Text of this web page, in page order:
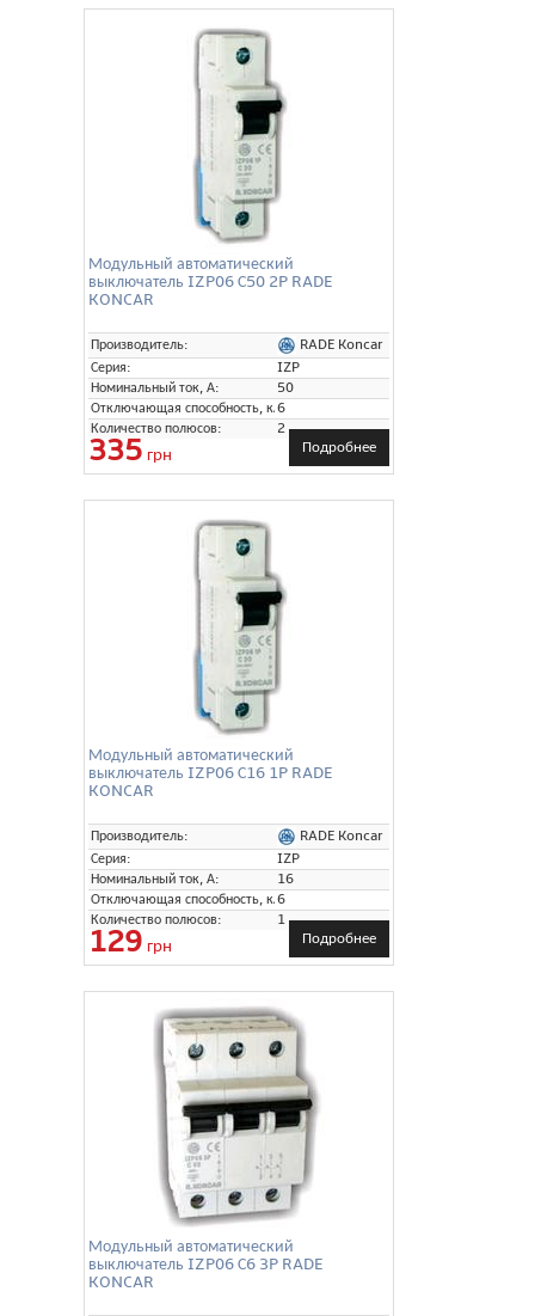
Модульный автоматический
выключатель IZP06 С50 2P RADE
KONCAR
Производитель:
RADE Koncar
Серия:
IZP
Номинальный ток, А:
50
Отключающая способность, кА:
6
Количество полюсов:
2
335 грн Подробнее
Модульный автоматический
выключатель IZP06 С16 1P RADE
KONCAR
Производитель:
RADE Koncar
Серия:
IZP
Номинальный ток, А:
16
Отключающая способность, кА:
6
Количество полюсов:
1
129 грн Подробнее
Модульный автоматический
выключатель IZP06 С6 3P RADE
KONCAR